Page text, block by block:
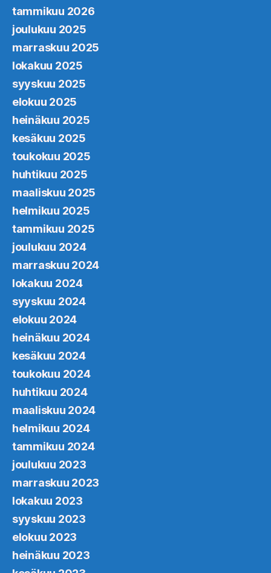
tammikuu 2026
joulukuu 2025
marraskuu 2025
lokakuu 2025
syyskuu 2025
elokuu 2025
heinäkuu 2025
kesäkuu 2025
toukokuu 2025
huhtikuu 2025
maaliskuu 2025
helmikuu 2025
tammikuu 2025
joulukuu 2024
marraskuu 2024
lokakuu 2024
syyskuu 2024
elokuu 2024
heinäkuu 2024
kesäkuu 2024
toukokuu 2024
huhtikuu 2024
maaliskuu 2024
helmikuu 2024
tammikuu 2024
joulukuu 2023
marraskuu 2023
lokakuu 2023
syyskuu 2023
elokuu 2023
heinäkuu 2023